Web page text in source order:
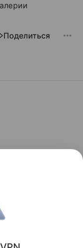
Поделиться